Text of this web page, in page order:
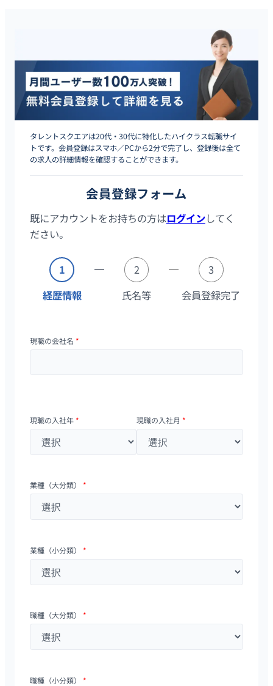
タレントスクエアは20代・30代に特化したハイクラス転職サイ
トです。会員登録はスマホ／PCから2分で完了し、登録後は全て
の求人の詳細情報を確認することができます。
会員登録フォーム
既にアカウントをお持ちの方はログインしてく
ださい。
1
経歴情報
2
氏名等
3
会員登録完了
現職の会社名 *
現職の入社年 * 現職の入社月 *
業種（大分類） *
業種（小分類） *
職種（大分類） *
職種（小分類） *